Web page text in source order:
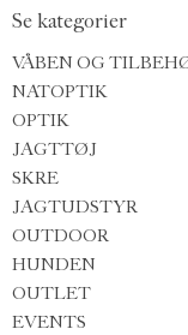
Se kategorier
VÅBEN OG
NATOPTIK
OPTIK
JAGTTØJ
SKRE
JAGTUDSTYR
OUTDOOR
HUNDEN
OUTLET
EVENTS